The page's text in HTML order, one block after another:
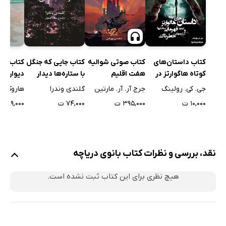
کتاب داستان‌های
کوتاه هاگوارتز در
مورد قهرمانی،
سرگرمی‌های
جی. کی. رولینگ
۱۰,۰۰۰ ت
کتاب صوتی شوالیه
هفت اقلیم
جرج آر. آر. مارتین
۳۹۵,۰۰۰ ت
کتاب جایی که جنگل
با ستاره‌ها دیدار
می‌کند
گلندی وندرا
۷۴,۰۰۰ ت
کتاب
هاروکی
۲۹۹,۰۰۰ ت
نقد، بررسی و نظرات کتاب بانوی دریاچه
هیچ نظری برای این کتاب ثبت نشده است.